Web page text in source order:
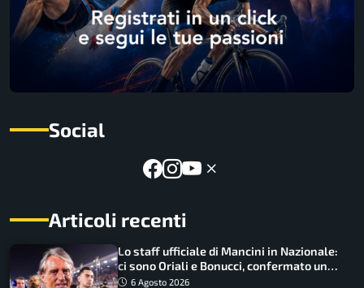
Social
Articoli recenti
Lo staff ufficiale di Mancini in Nazionale:
ci sono Oriali e Bonucci, confermato un
ritorno
6 Agosto 2026